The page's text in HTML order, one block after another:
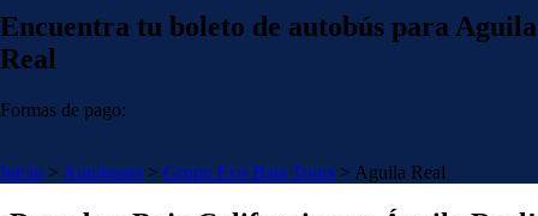
Encuentra tu boleto de autobús para Aguila
Real
Formas de pago:
Inicio > Autobuses > Grupo Eco Baja Tours > Aguila Real